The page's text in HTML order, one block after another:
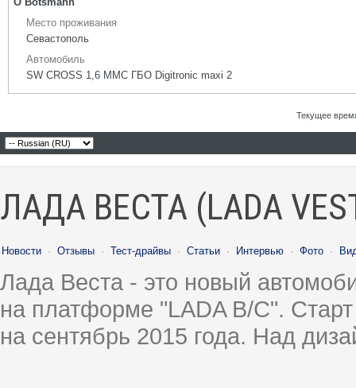
Место проживания
Севастополь
Автомобиль
SW CROSS 1,6 ММС ГБО Digitronic maxi 2
Текущее
ЛАДА ВЕСТА (LADA
Новости · Отзывы · Тест-драйвы · Статьи · Интервью · Фото ·
Лада Веста - это новый
на платформе "LADA B/C".
на сентябрь 2015 года. Над